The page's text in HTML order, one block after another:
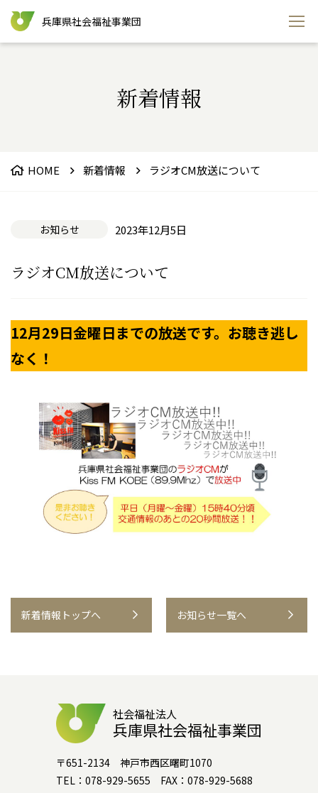
兵庫県社会福祉事業団
新着情報
HOME 新着情報 ラジオCM放送について
お知らせ 2023年12月5日
ラジオCM放送について
12月29日金曜日までの放送です。お聴き逃し
なく！
新着情報トップへ お知らせ一覧へ
社会福祉法人
兵庫県社会福祉事業団
〒651-2134 神戸市西区曙町1070
TEL：078-929-5655 FAX：078-929-5688